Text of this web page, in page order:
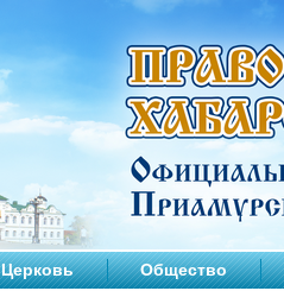
Церковь Общество